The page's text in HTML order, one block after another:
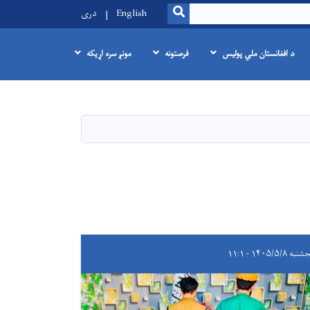
SEARCH
English دری
د افغانستان ملي پولیس فرصتونه مونږ سره اړیکه
۱۴۰۵/۵/۸ - ۱۱:۱